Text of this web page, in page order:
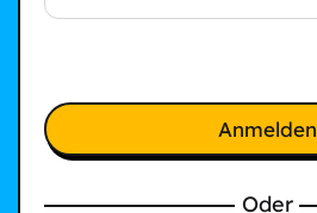
Anmelden
Oder